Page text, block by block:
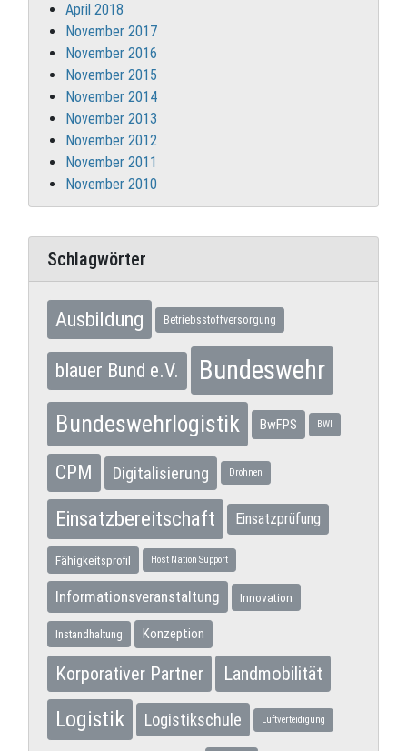
April 2018
November 2017
November 2016
November 2015
November 2014
November 2013
November 2012
November 2011
November 2010
Schlagwörter
Ausbildung Betriebsstoffversorgung
blauer Bund e.V. Bundeswehr
Bundeswehrlogistik BwFPS BWI
CPM Digitalisierung Drohnen
Einsatzbereitschaft Einsatzprüfung
Fähigkeitsprofil Host Nation Support
Informationsveranstaltung Innovation
Instandhaltung Konzeption
Korporativer Partner Landmobilität
Logistik Logistikschule Luftverteidigung